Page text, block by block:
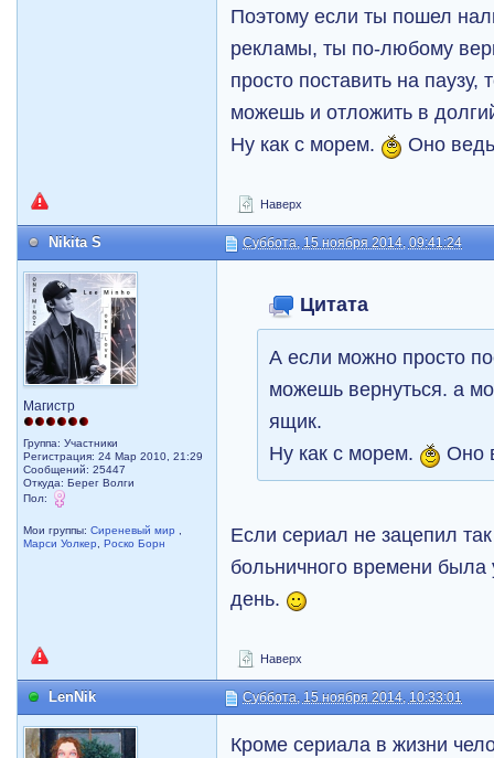
Поэтому если ты пошел
рекламы, ты по-любому
просто поставить на
можешь и отложить в
Ну как с морем.
Оно
Наверх
Nikita S Суббота, 15 ноября 2014, 09:41:24
Магистр
Группа: Участники
Регистрация: 24 Мар 2010, 21:29
Сообщений: 25447
Откуда: Берег Волги
Пол:
Мои группы:Сиреневый мир ,
Марси Уолкер, Роско Борн
Цитата
А если можно просто
можешь вернуться. а
ящик.
Ну как с морем.
Оно
Если сериал не зацепил
больничного времени
день.
Наверх
LenNik Суббота, 15 ноября 2014, 10:33:01
Кроме сериала в жизни